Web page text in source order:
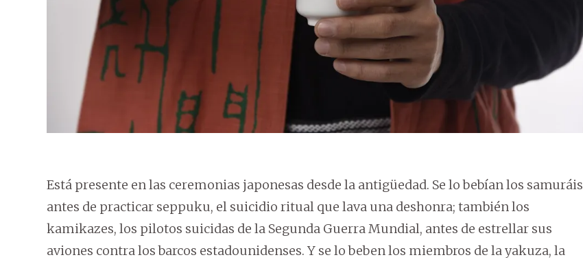
Está presente en las ceremonias japonesas desde la antigüedad. Se lo bebían los samuráis
antes de practicar seppuku, el suicidio ritual que lava una deshonra; también los
kamikazes, los pilotos suicidas de la Segunda Guerra Mundial, antes de estrellar sus
aviones contra los barcos estadounidenses. Y se lo beben los miembros de la yakuza, la